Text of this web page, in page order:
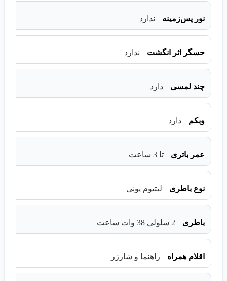
نور پس‌زمینه ندارد
حسگر اثر انگشت ندارد
چند لمسی دارد
وبکم دارد
عمر باتری تا 3 ساعت
نوع باطری لیتیوم یونی
باطری 2 سلولی 38 وات ساعت
اقلام همراه راهنما و شارژر